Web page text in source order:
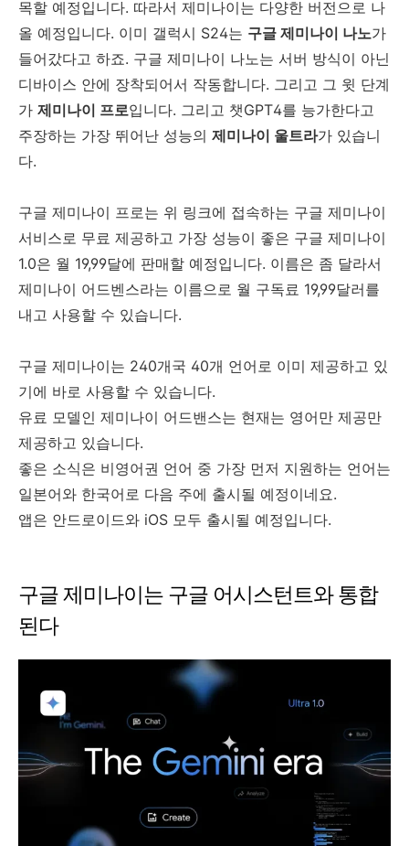
목할 예정입니다. 따라서 제미나이는 다양한 버전으로 나
올 예정입니다. 이미 갤럭시 S24는 구글 제미나이 나노가
들어갔다고 하죠. 구글 제미나이 나노는 서버 방식이 아닌
디바이스 안에 장착되어서 작동합니다. 그리고 그 윗 단계
가 제미나이 프로입니다. 그리고 챗GPT4를 능가한다고
주장하는 가장 뛰어난 성능의 제미나이 울트라가 있습니
다.
구글 제미나이 프로는 위 링크에 접속하는 구글 제미나이
서비스로 무료 제공하고 가장 성능이 좋은 구글 제미나이
1.0은 월 19,99달에 판매할 예정입니다. 이름은 좀 달라서
제미나이 어드벤스라는 이름으로 월 구독료 19,99달러를
내고 사용할 수 있습니다.
구글 제미나이는 240개국 40개 언어로 이미 제공하고 있
기에 바로 사용할 수 있습니다.
유료 모델인 제미나이 어드밴스는 현재는 영어만 제공만
제공하고 있습니다.
좋은 소식은 비영어권 언어 중 가장 먼저 지원하는 언어는
일본어와 한국어로 다음 주에 출시될 예정이네요.
앱은 안드로이드와 iOS 모두 출시될 예정입니다.
구글 제미나이는 구글 어시스턴트와 통합
된다